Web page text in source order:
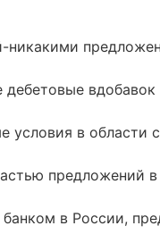
никакими
вдобавок
условия в области
предложений в
в России,